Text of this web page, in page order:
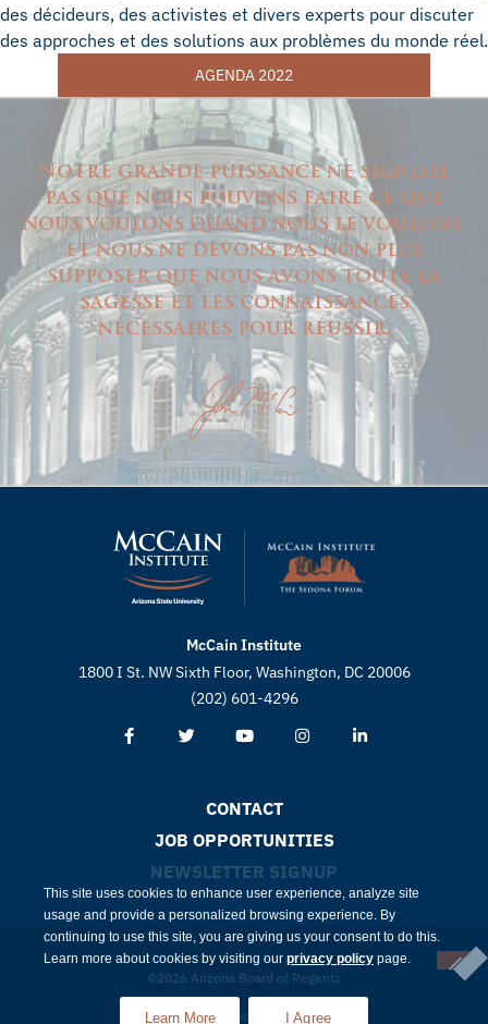
des décideurs, des activistes et divers experts pour discuter
des approches et des solutions aux problèmes du monde réel.
AGENDA 2022
Notre grande puissance ne signifie
pas que nous pouvons faire ce que
nous voulons quand nous le voulons,
et nous ne devons pas non plus
supposer que nous avons toute la
sagesse et les connaissances
nécessaires pour réussir.
McCain Institute
1800 I St. NW Sixth Floor, Washington, DC 20006
(202) 601-4296
CONTACT
JOB OPPORTUNITIES
NEWSLETTER SIGNUP
©2026 Arizona Board of Regents
Compliance Privacy
This site uses cookies to enhance user experience, analyze site
usage and provide a personalized browsing experience. By
continuing to use this site, you are giving us your consent to do this.
Learn more about cookies by visiting our privacy policy page.
Learn More I Agree